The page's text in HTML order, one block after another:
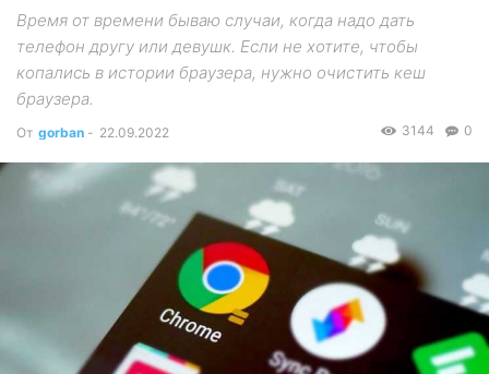
Время от времени бываю случаи, когда надо дать
телефон другу или девушк. Если не хотите, чтобы
копались в истории браузера, нужно очистить кеш
браузера.
От gorban - 22.09.2022 0
3144